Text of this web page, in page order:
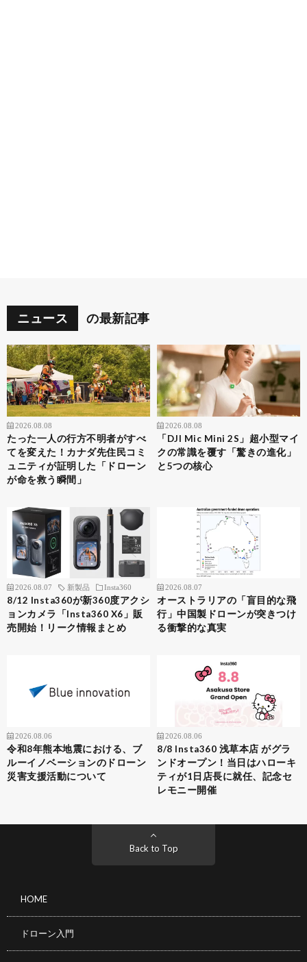
ニュース の最新記事
2026.08.08
たった一人の行方不明者がすべ
てを変えた！カナダ先住民コミ
ュニティが証明した「ドローン
が命を救う瞬間」
2026.08.08
「DJI Mic Mini 2S」超小型マイ
クの常識を覆す「驚きの進化」
と5つの核心
2026.08.07 新製品 Insta360
8/12 Insta360が新360度アクシ
ョンカメラ「Insta360 X6」販
売開始！リーク情報まとめ
2026.08.07
オーストラリアの「盲目的な飛
行」中国製ドローンが突きつけ
る衝撃的な真実
2026.08.06
令和8年熊本地震における、ブ
ルーイノベーションのドローン
災害支援活動について
2026.08.06
8/8 Insta360 浅草本店 がグラ
ンドオープン！当日はハローキ
ティが1日店長に就任、記念セ
レモニー開催
Back to Top
HOME
ドローン入門